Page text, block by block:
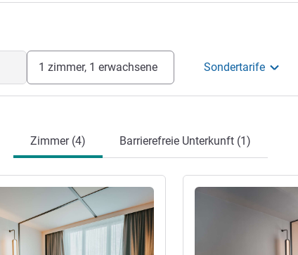
1 zimmer, 1 erwachsene Sondertarife
Zimmer (4) Barrierefreie Unterkunft (1)
Details ansehen